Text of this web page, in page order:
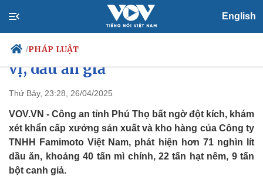
English
/PHÁP LUẬT
Chính trị
Đảng
Tổ chức nhân sự
Quốc hội
Nhận diện sự thật
Xã hội
Tin 24h
Dự báo thời tiết
Giáo dục
Dấu ấn VOV
Công an Phú Thọ đột kích xưởng
sản xuất, phát hiện trăm tấn gia
vị, dầu ăn giả
Thứ Bảy, 23:28, 26/04/2025
VOV.VN - Công an tỉnh Phú Thọ bất ngờ đột kích, khám
xét khẩn cấp xưởng sản xuất và kho hàng của Công ty
TNHH Famimoto Việt Nam, phát hiện hơn 71 nghìn lít
dầu ăn, khoảng 40 tấn mì chính, 22 tấn hạt nêm, 9 tấn
bột canh giả.